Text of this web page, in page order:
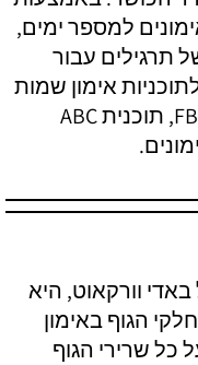
למספר ימים,
תרגילים עבור
אימון שמות
כמו תוכנית אימון AB, תוכנית FBW, תוכנית ABC
וורקאוט, היא
הגוף באימון
כל שרירי הגוף